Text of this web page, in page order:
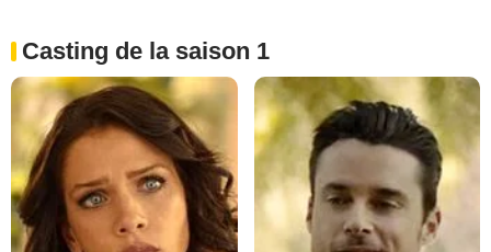
Casting de la saison 1